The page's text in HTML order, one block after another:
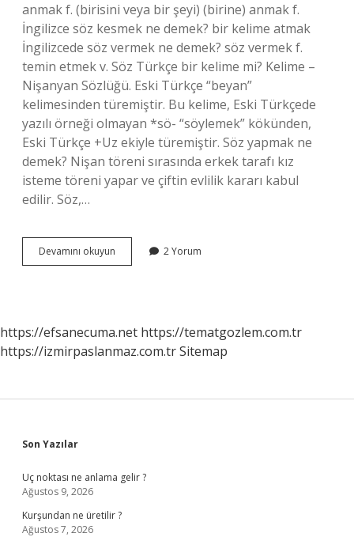
anmak f. (birisini veya bir şeyi) (birine) anmak f.
İngilizce söz kesmek ne demek? bir kelime atmak
İngilizcede söz vermek ne demek? söz vermek f.
temin etmek v. Söz Türkçe bir kelime mi? Kelime –
Nişanyan Sözlüğü. Eski Türkçe “beyan”
kelimesinden türemiştir. Bu kelime, Eski Türkçede
yazılı örneği olmayan *sö- “söylemek” kökünden,
Eski Türkçe +Uz ekiyle türemiştir. Söz yapmak ne
demek? Nişan töreni sırasında erkek tarafı kız
isteme töreni yapar ve çiftin evlilik kararı kabul
edilir. Söz,…
Devamını okuyun İNgilizce
Söz
2 Yorum
https://efsanecuma.net https://tematgozlem.com.tr
https://izmirpaslanmaz.com.trSitemap
Sidebar
Son Yazılar
Uç noktası ne anlama gelir ?
Ağustos 9, 2026
Kurşundan ne üretilir ?
Ağustos 7, 2026